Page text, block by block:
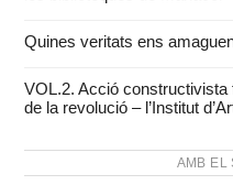
Quines veritats ens
VOL.2. Acció constructivista
de la revolució – l’Institut
AMB EL